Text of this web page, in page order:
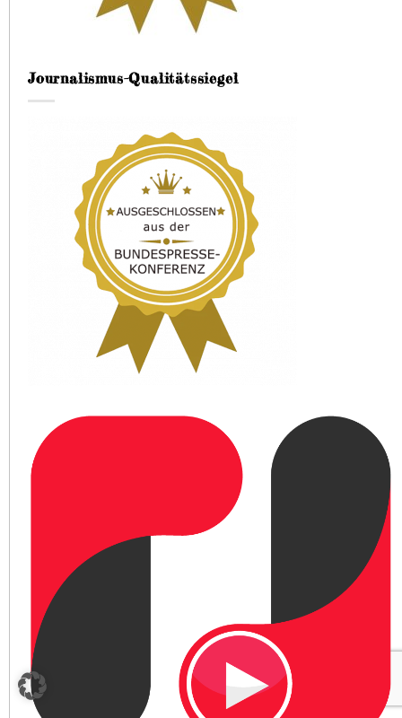
Journalismus-Qualitätssiegel